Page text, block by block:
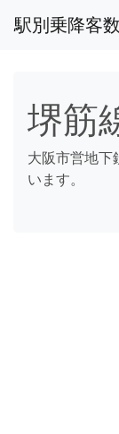
駅別乗降客
堺筋
大阪市営地下
います。